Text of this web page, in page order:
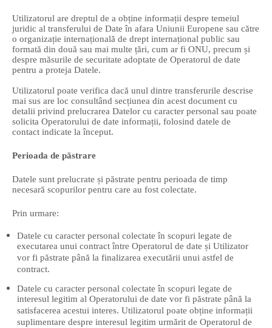
Utilizatorul are dreptul de a obține informații despre temeiul
juridic al transferului de Date în afara Uniunii Europene sau către
o organizație internațională de drept internațional public sau
formată din două sau mai multe țări, cum ar fi ONU, precum și
despre măsurile de securitate adoptate de Operatorul de date
pentru a proteja Datele.
Utilizatorul poate verifica dacă unul dintre transferurile descrise
mai sus are loc consultând secțiunea din acest document cu
detalii privind prelucrarea Datelor cu caracter personal sau poate
solicita Operatorului de date informații, folosind datele de
contact indicate la început.
Perioada de păstrare
Datele sunt prelucrate și păstrate pentru perioada de timp
necesară scopurilor pentru care au fost colectate.
Prin urmare:
Datele cu caracter personal colectate în scopuri legate de
executarea unui contract între Operatorul de date și Utilizator
vor fi păstrate până la finalizarea executării unui astfel de
contract.
Datele cu caracter personal colectate în scopuri legate de
interesul legitim al Operatorului de date vor fi păstrate până la
satisfacerea acestui interes. Utilizatorul poate obține informații
suplimentare despre interesul legitim urmărit de Operatorul de